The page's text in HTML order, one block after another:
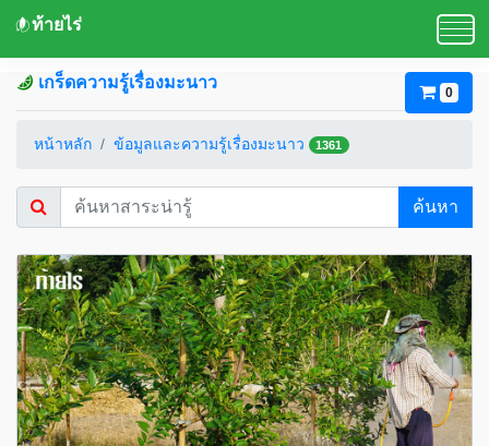
ท้ายไร่
เกร็ดความรู้เรื่องมะนาว
0
หน้าหลัก ข้อมูลและความรู้เรื่องมะนาว 1361
ค้นหา